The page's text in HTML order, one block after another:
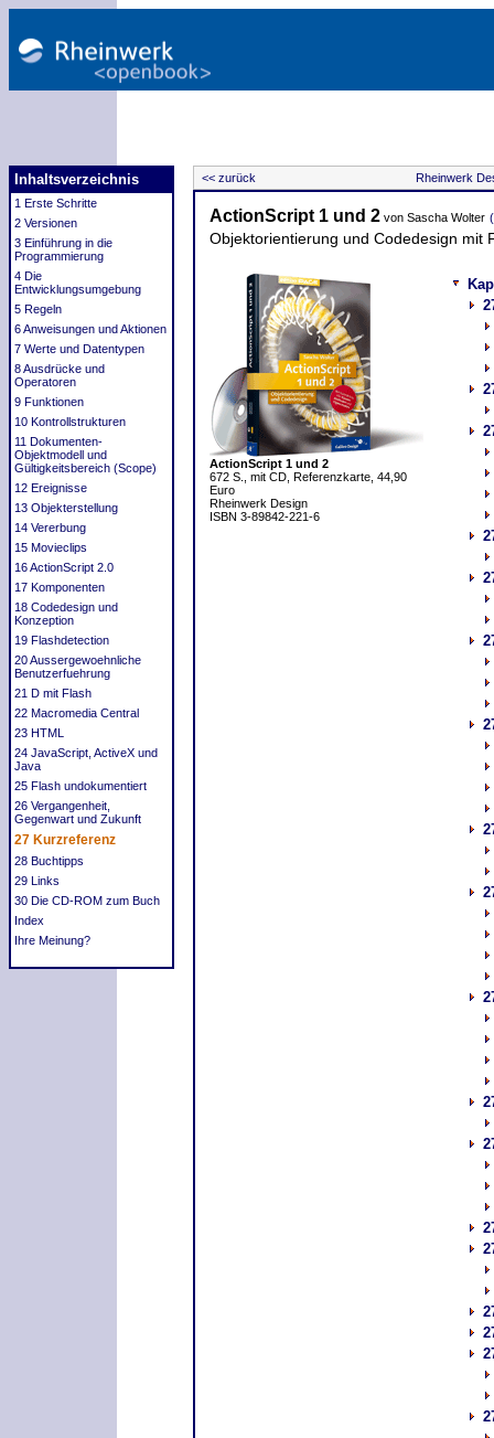
Inhaltsverzeichnis
1 Erste Schritte
2 Versionen
3 Einführung in die
Programmierung
4 Die
Entwicklungsumgebung
5 Regeln
6 Anweisungen und Aktionen
7 Werte und Datentypen
8 Ausdrücke und
Operatoren
9 Funktionen
10 Kontrollstrukturen
11 Dokumenten-
Objektmodell und
Gültigkeitsbereich (Scope)
12 Ereignisse
13 Objekterstellung
14 Vererbung
15 Movieclips
16 ActionScript 2.0
17 Komponenten
18 Codedesign und
Konzeption
19 Flashdetection
20 Aussergewoehnliche
Benutzerfuehrung
21 D mit Flash
22 Macromedia Central
23 HTML
24 JavaScript, ActiveX und
Java
25 Flash undokumentiert
26 Vergangenheit,
Gegenwart und Zukunft
27 Kurzreferenz
28 Buchtipps
29 Links
30 Die CD-ROM zum Buch
Index
Ihre Meinung?
<< zurück Rheinwerk
ActionScript 1 und 2von Sascha Wolter
Objektorientierung und Codedesign mit
ActionScript 1 und 2
672 S., mit CD, Referenzkarte, 44,90
Euro
Rheinwerk Design
ISBN 3-89842-221-6